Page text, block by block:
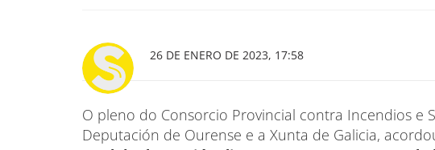
26 DE ENERO DE 2023, 17:58
O pleno do Consorcio Provincial contra Incendios e
Deputación de Ourense e a Xunta de Galicia,